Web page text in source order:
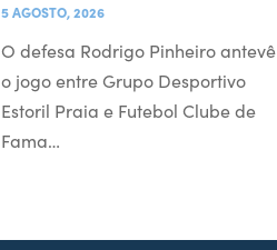
5 AGOSTO, 2026
O defesa Rodrigo Pinheiro antevê
o jogo entre Grupo Desportivo
Estoril Praia e Futebol Clube de
Fama…